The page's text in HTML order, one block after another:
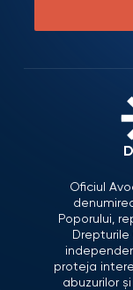
Oficiul
Poporului,
proteja
abuzurilor